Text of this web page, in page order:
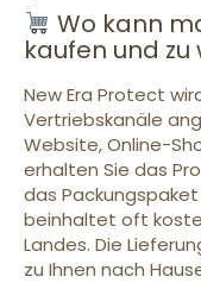
Wo kann
kaufen und zu
New Era Protect
Vertriebskanäle
Website, Online-
erhalten Sie das
das
beinhaltet oft
Landes. Die
zu Ihnen nach